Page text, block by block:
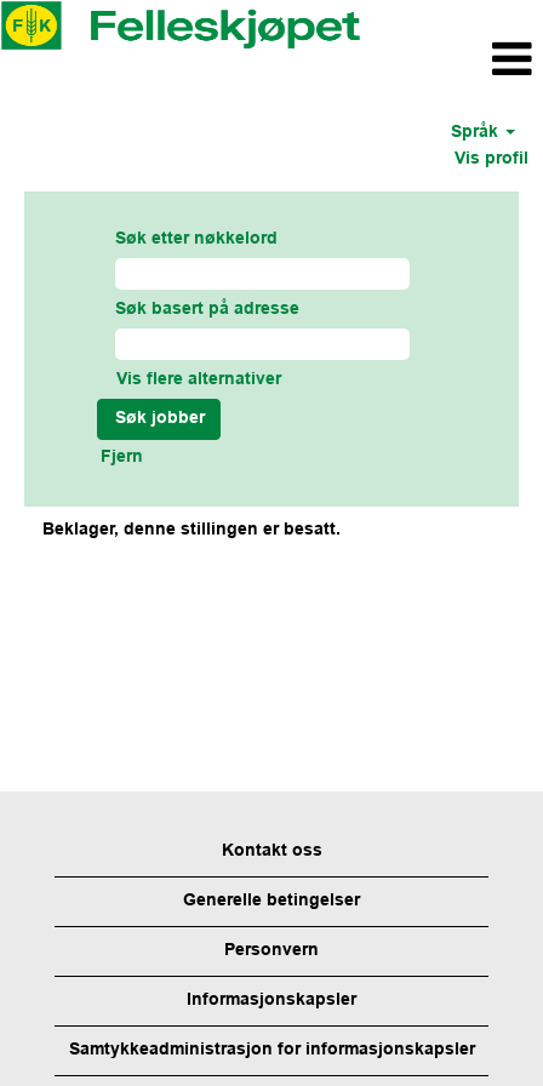
Språk
Vis profil
Søk etter nøkkelord
Søk basert på adresse
Vis flere alternativer
Fjern
Beklager, denne stillingen er besatt.
Kontakt oss
Generelle betingelser
Personvern
Informasjonskapsler
Samtykkeadministrasjon for informasjonskapsler